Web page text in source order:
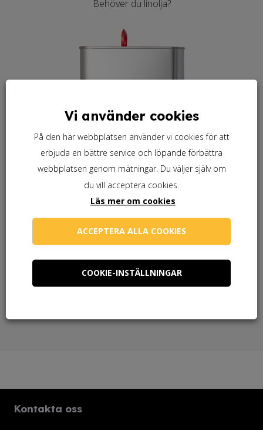
Behöver du linolja?
Behöver du linoljesåpa?
Kontakta oss
Vi använder cookies
På den här webbplatsen använder vi cookies för att
erbjuda en bättre service och löpande förbättra
webbplatsen genom mätningar. Du väljer själv om
du vill acceptera cookies.
Läs mer om cookies
ACCEPTERA ALLA COOKIES
COOKIE-INSTÄLLNINGAR